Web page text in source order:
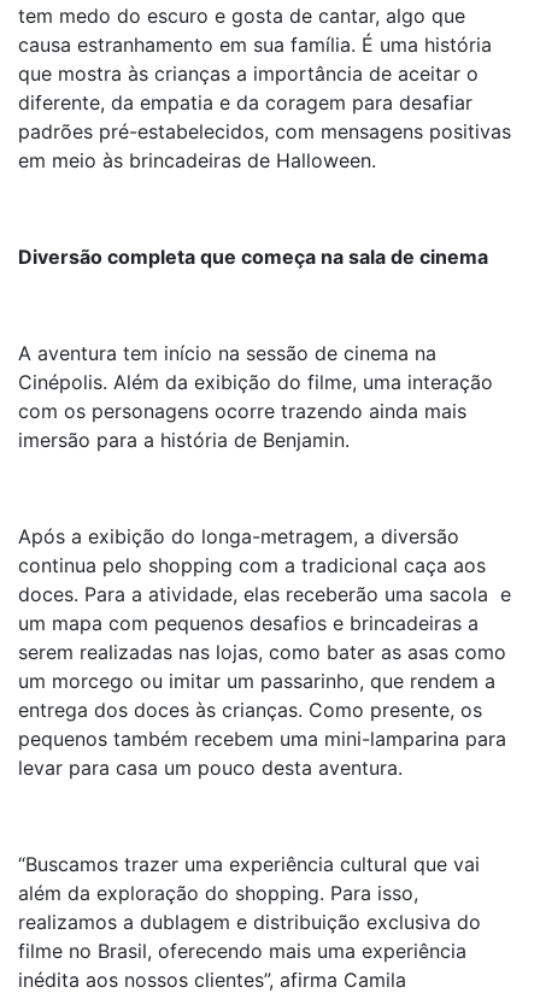
tem medo do escuro e gosta de cantar, algo que
causa estranhamento em sua família. É uma história
que mostra às crianças a importância de aceitar o
diferente, da empatia e da coragem para desafiar
padrões pré-estabelecidos, com mensagens positivas
em meio às brincadeiras de Halloween.
Diversão completa que começa na sala de cinema
A aventura tem início na sessão de cinema na
Cinépolis. Além da exibição do filme, uma interação
com os personagens ocorre trazendo ainda mais
imersão para a história de Benjamin.
Após a exibição do longa-metragem, a diversão
continua pelo shopping com a tradicional caça aos
doces. Para a atividade, elas receberão uma sacola e
um mapa com pequenos desafios e brincadeiras a
serem realizadas nas lojas, como bater as asas como
um morcego ou imitar um passarinho, que rendem a
entrega dos doces às crianças. Como presente, os
pequenos também recebem uma mini-lamparina para
levar para casa um pouco desta aventura.
“Buscamos trazer uma experiência cultural que vai
além da exploração do shopping. Para isso,
realizamos a dublagem e distribuição exclusiva do
filme no Brasil, oferecendo mais uma experiência
inédita aos nossos clientes”, afirma Camila